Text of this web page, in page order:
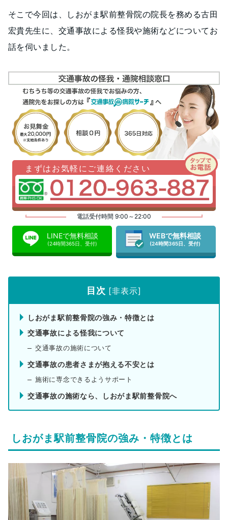
そこで今回は、しおがま駅前整骨院の院長を務める古田
宏貴先生に、交通事故による怪我や施術などについてお
話を伺いました。
まずはお気軽にご連絡ください
電話受付時間 9:00～22:00
LINEで無料相談
(24時間365日、受付)
WEBで無料相談
(24時間365日、受付)
目次 [非表示]
しおがま駅前整骨院の強み・特徴とは
交通事故による怪我について
交通事故の施術について
交通事故の患者さまが抱える不安とは
施術に専念できるようサポート
交通事故の施術なら、しおがま駅前整骨院へ
しおがま駅前整骨院の強み・特徴とは